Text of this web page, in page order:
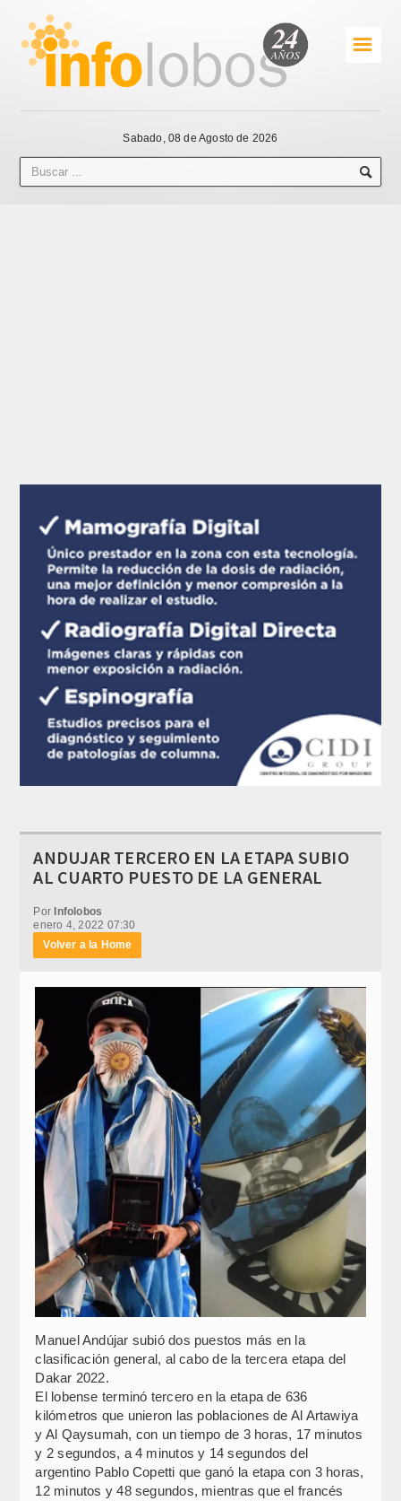
☰
Sabado, 08 de Agosto de 2026
ANDUJAR TERCERO EN LA ETAPA SUBIO
AL CUARTO PUESTO DE LA GENERAL
PorInfolobos
enero 4, 2022 07:30
Volver a la Home
Manuel Andújar subió dos puestos más en la
clasificación general, al cabo de la tercera etapa del
Dakar 2022.
El lobense terminó tercero en la etapa de 636
kilómetros que unieron las poblaciones de Al Artawiya
y Al Qaysumah, con un tiempo de 3 horas, 17 minutos
y 2 segundos, a 4 minutos y 14 segundos del
argentino Pablo Copetti que ganó la etapa con 3 horas,
12 minutos y 48 segundos, mientras que el francés